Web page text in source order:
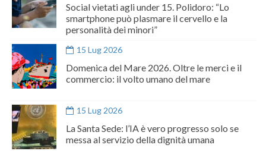
Social vietati agli under 15. Polidoro: “Lo
smartphone può plasmare il cervello e la
personalità dei minori”
15 Lug 2026
Domenica del Mare 2026. Oltre le merci e il
commercio: il volto umano del mare
15 Lug 2026
La Santa Sede: l’IA è vero progresso solo se
messa al servizio della dignità umana